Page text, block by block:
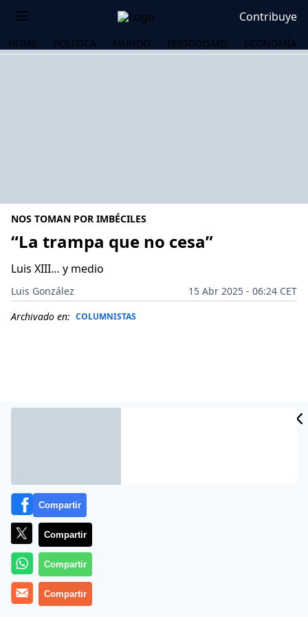
Contribuye
HOME POLÍTICA MUNDO PERIODISMO ECONOMÍA
NOS TOMAN POR IMBÉCILES
“La trampa que no cesa”
Luis XIII… y medio
Luis González
15 Abr 2025 - 06:24 CET
Archivado en: COLUMNISTAS
Más información
Compartir
Compartir
Compartir
Compartir